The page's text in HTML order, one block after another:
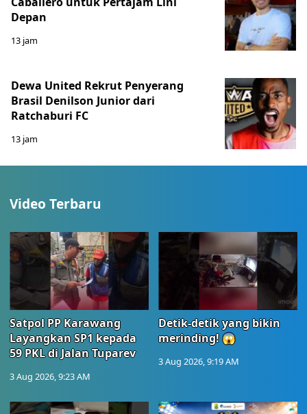
Depan
13 jam
Dewa United Rekrut Penyerang
Brasil Denilson Junior dari
Ratchaburi FC
13 jam
Video Terbaru
Satpol PP Karawang
Layangkan SP1 kepada
59 PKL di Jalan Tuparev
3 Aug 2026, 9:23 AM
Detik-detik yang bikin
merinding! 😱
3 Aug 2026, 9:19 AM